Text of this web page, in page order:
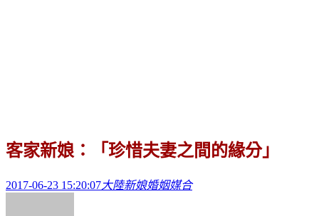
客家新娘：「珍惜夫妻之間的緣分」
2017-06-23 15:20:07大陸新娘婚姻媒合